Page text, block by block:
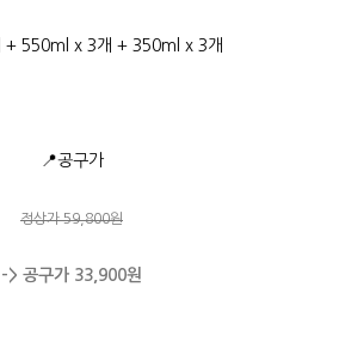
+ 550ml x 3개 + 350ml x 3개
📍공구가
정상가 59,800원
-> 공구가 33,900원